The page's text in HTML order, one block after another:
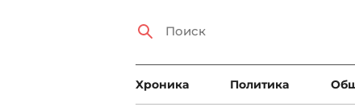
Xроника Политика